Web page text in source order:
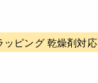
ッピング 乾燥剤対応